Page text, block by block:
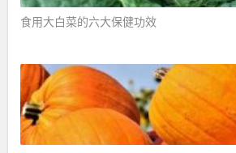
食用大白菜的六大保健功效 ​